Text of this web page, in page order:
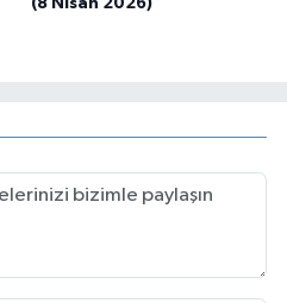
(8 Nisan 2026)